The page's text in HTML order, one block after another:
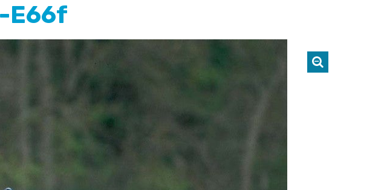
E66f